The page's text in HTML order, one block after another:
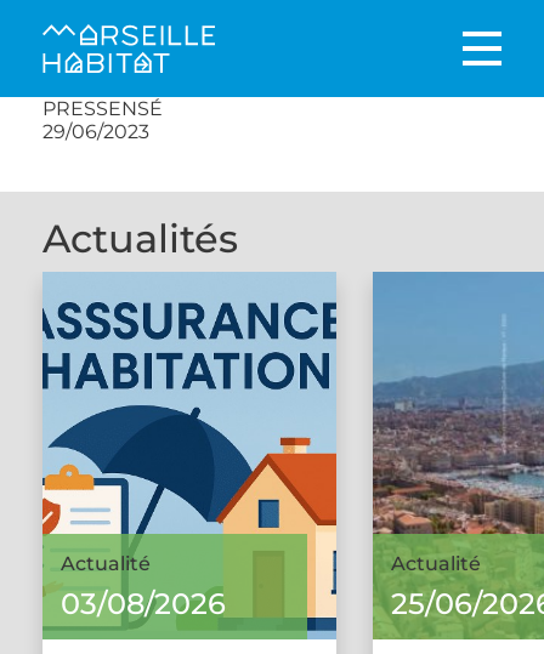
PRESSENSÉ
29/06/2023
Actualités
Actualité
03/08/2026
Actualité
25/06/